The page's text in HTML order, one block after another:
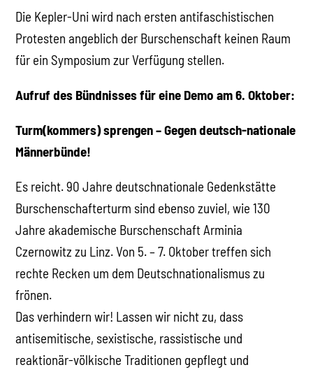
Die Kepler-Uni wird nach ersten antifaschistischen
Protesten angeblich der Burschenschaft keinen Raum
für ein Symposium zur Verfügung stellen.
Aufruf des Bündnisses für eine Demo am 6. Oktober:
Turm(kommers) sprengen – Gegen deutsch-nationale
Männerbünde!
Es reicht. 90 Jahre deutschnationale Gedenkstätte
Burschenschafterturm sind ebenso zuviel, wie 130
Jahre akademische Burschenschaft Arminia
Czernowitz zu Linz. Von 5. – 7. Oktober treffen sich
rechte Recken um dem Deutschnationalismus zu
frönen.
Das verhindern wir! Lassen wir nicht zu, dass
antisemitische, sexistische, rassistische und
reaktionär-völkische Traditionen gepflegt und